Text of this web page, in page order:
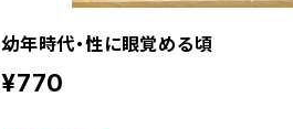
幼年時代・性に眼覚める頃
¥770